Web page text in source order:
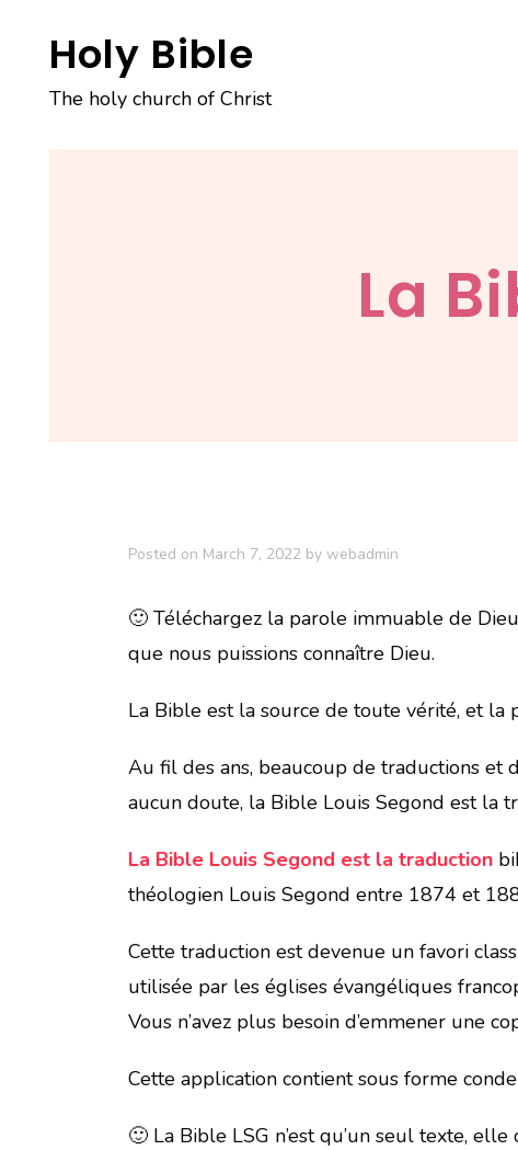
content
Holy Bible
The holy church of Christ
La
Posted on March 7, 2022 by webadmin
🙂 Téléchargez la parole immuable de
que nous puissions connaître Dieu.
La Bible est la source de toute vérité, et
Au fil des ans, beaucoup de traductions et
aucun doute, la Bible Louis Segond est la
La Bible Louis Segond est la traduction
théologien Louis Segond entre 1874 et
Cette traduction est devenue un favori
utilisée par les églises évangéliques
Vous n’avez plus besoin d’emmener une
Cette application contient sous forme
🙂 La Bible LSG n’est qu’un seul texte,